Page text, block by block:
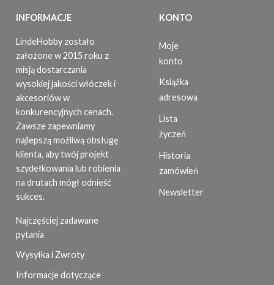
INFORMACJE
LindeHobby zostało
założone w 2015 roku z
misją dostarczania
wysokiej jakości włóczek i
akcesoriów w
konkurencyjnych cenach.
Zawsze zapewniamy
najlepszą możliwą obsługę
klienta, aby twój projekt
szydełkowania lub robienia
na drutach mógł odnieść
sukces.
Najczęściej zadawane
pytania
Wysyłka i Zwroty
Informacje dotyczące
KONTO
Moje
konto
Książka
adresowa
Lista
życzeń
Historia
zamówień
Newsletter